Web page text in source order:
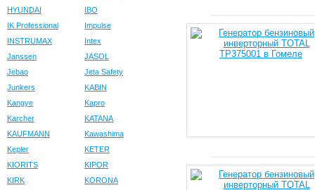
HYUNDAI
IBO
IK Professional
Impulse
INSTRUMAX
Intex
Janssen
JASOL
Jebao
Jeta Safety
Junkers
KABIN
Kangye
Kapro
Karcher
KATANA
KAUFMANN
Kawashima
Kepler
KETER
KIORITS
KIPOR
KIRK
KORONA